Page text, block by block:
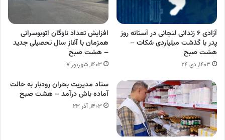
آزادی ۶ زندانی لنجانی در آستانه روز
پدر با گذشت میلیاردی شکات –
هشت صبح
۱۴۰۳, دی ۲۴
افزایش تعداد ناوگان اتوبوسرانی
همزمان با آغاز سال تحصیلی جدید
– هشت صبح
۱۴۰۳, شهریور ۷
ستاد مدیریت بحران رودبار به حالت
آماده باش درآمد – هشت صبح
۱۴۰۳, آذر ۲۳